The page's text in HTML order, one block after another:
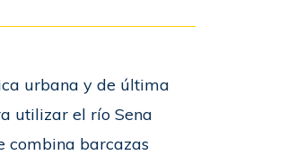
urbana y de última
utilizar el río Sena
combina barcazas